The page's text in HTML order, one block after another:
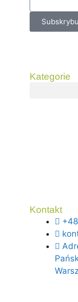
Kategorie
Kontakt